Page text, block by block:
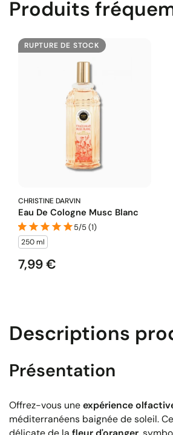
Produits
RUPTURE DE STOCK
CHRISTINE DARVIN
Eau De Cologne Musc Blanc
5/5 (1)
250 ml
Prix
7,99 €
Descriptions
Présentation
Offrez-vous uneexpérience
méditerranéens baignée de soleil.